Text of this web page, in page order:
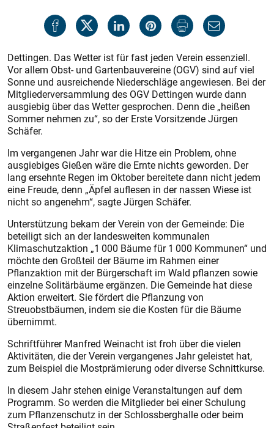
Dettingen. Das Wetter ist für fast jeden Verein essenziell.
Vor allem Obst- und Gartenbauvereine (OGV) sind auf viel
Sonne und ausreichende Niederschläge angewiesen. Bei der
Mitgliederversammlung des OGV Dettingen wurde dann
ausgiebig über das Wetter gesprochen. Denn die „heißen
Sommer nehmen zu“, so der Erste Vorsitzende Jürgen
Schäfer.
Im vergangenen Jahr war die Hitze ein Problem, ohne
ausgiebiges Gießen wäre die Ernte nichts geworden. Der
lang ersehnte Regen im Oktober bereitete dann nicht jedem
eine Freude, denn „Äpfel auflesen in der nassen Wiese ist
nicht so angenehm“, sagte Jürgen Schäfer.
Unterstützung bekam der Verein von der Gemeinde: Die
beteiligt sich an der landesweiten kommunalen
Klimaschutzaktion „1 000 Bäume für 1 000 Kommunen“ und
möchte den Großteil der Bäume im Rahmen einer
Pflanzaktion mit der Bürgerschaft im Wald pflanzen sowie
einzelne Solitärbäume ergänzen. Die Gemeinde hat diese
Aktion erweitert. Sie fördert die Pflanzung von
Streuobstbäumen, indem sie die Kosten für die Bäume
übernimmt.
Schriftführer Manfred Wei­nacht ist froh über die vielen
Aktivitäten, die der Verein vergangenes Jahr geleistet hat,
zum Beispiel die Mostprämierung oder diverse Schnittkurse.
In diesem Jahr stehen einige Veranstaltungen auf dem
Programm. So werden die Mitglieder bei einer Schulung
zum Pflanzenschutz in der Schlossberghalle oder beim